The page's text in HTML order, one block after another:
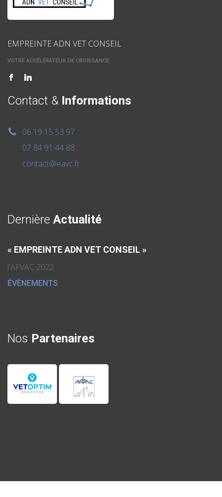
EMPREINTE ADN VET CONSEIL
VOTRE ACCÉLÉRATEUR DE CROISSANCE
Contact & Informations
06 19 15 53 97
07 84 91 44 88
contact@eavc.fr
Dernière Actualité
« EMPREINTE ADN VET CONSEIL »
l'AFVAC 2022
ÉVÈNEMENTS
Nos Partenaires